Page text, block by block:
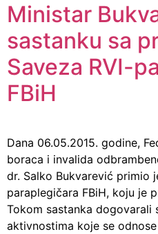
Ministar
sastanku sa
Saveza RVI-
FBiH
Dana 06.05.2015. godine,
boraca i invalida
dr. Salko Bukvarević primio
paraplegičara FBiH, koju je
Tokom sastanka dogovarali
aktivnostima koje se